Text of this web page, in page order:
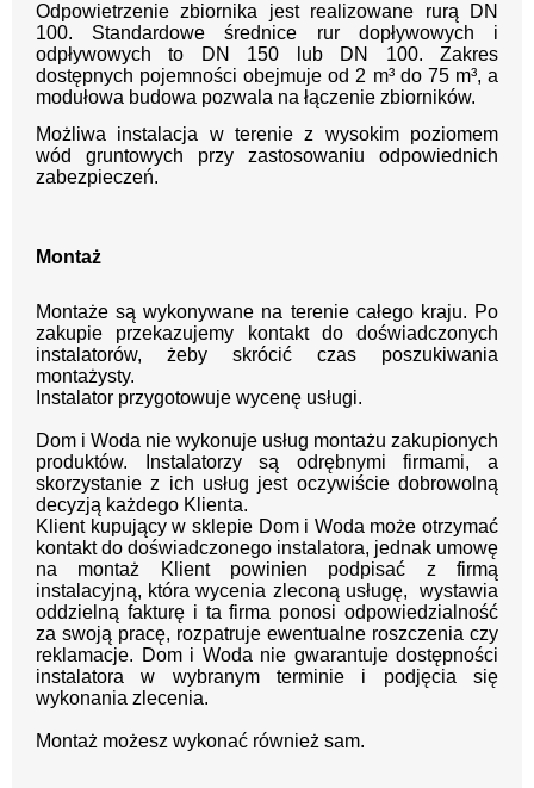
Odpowietrzenie zbiornika jest realizowane rurą DN
100. Standardowe średnice rur dopływowych i
odpływowych to DN 150 lub DN 100. Zakres
dostępnych pojemności obejmuje od 2 m³ do 75 m³, a
modułowa budowa pozwala na łączenie zbiorników.
Możliwa instalacja w terenie z wysokim poziomem
wód gruntowych przy zastosowaniu odpowiednich
zabezpieczeń.
Montaż
Montaże są wykonywane na terenie całego kraju. Po
zakupie przekazujemy kontakt do doświadczonych
instalatorów, żeby skrócić czas poszukiwania
montażysty.
Instalator przygotowuje wycenę usługi.
Dom i Woda nie wykonuje usług montażu zakupionych
produktów. Instalatorzy są odrębnymi firmami, a
skorzystanie z ich usług jest oczywiście dobrowolną
decyzją każdego Klienta.
Klient kupujący w sklepie Dom i Woda może otrzymać
kontakt do doświadczonego instalatora, jednak umowę
na montaż Klient powinien podpisać z firmą
instalacyjną, która wycenia zleconą usługę, wystawia
oddzielną fakturę i ta firma ponosi odpowiedzialność
za swoją pracę, rozpatruje ewentualne roszczenia czy
reklamacje. Dom i Woda nie gwarantuje dostępności
instalatora w wybranym terminie i podjęcia się
wykonania zlecenia.
Montaż możesz wykonać również sam.